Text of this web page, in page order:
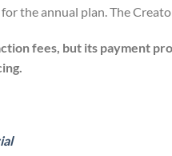
the annual plan. The
fees, but its payment